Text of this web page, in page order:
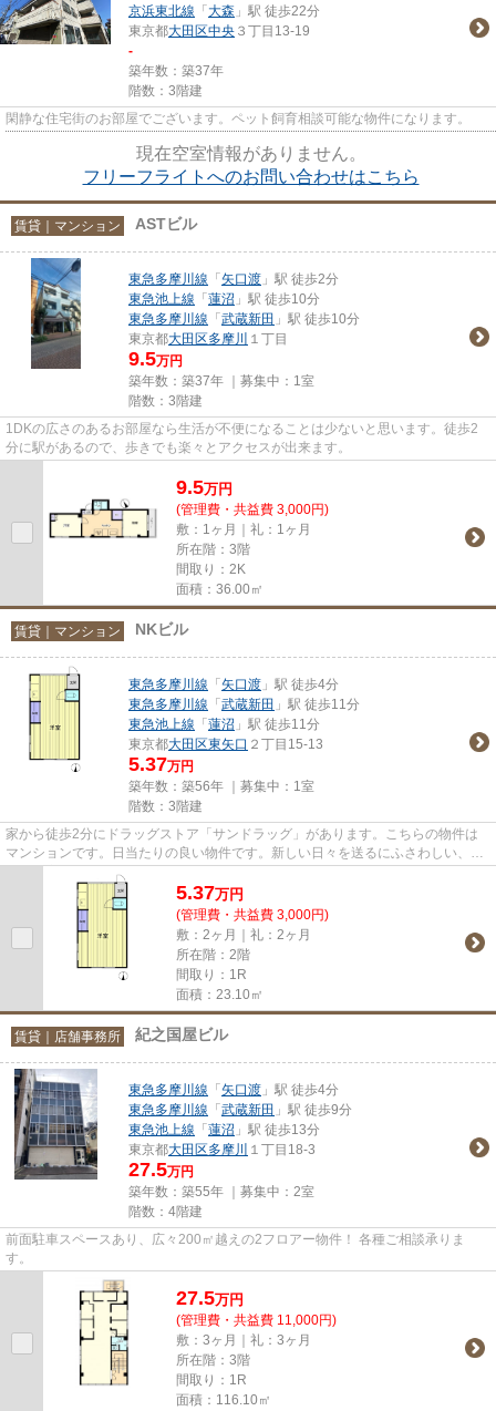
京浜東北線 「 大森 」駅 徒歩22分
東京都大田区中央 ３丁目13-19
-
築年数：築37年
階数：3階建
閑静な住宅街のお部屋でございます。ペット飼育相談可能な物件になります。
現在空室情報がありません。
フリーフライトへのお問い合わせはこちら
賃貸｜マンション ASTビル
東急多摩川線 「 矢口渡 」駅 徒歩2分
東急池上線 「 蓮沼 」駅 徒歩10分
東急多摩川線 「 武蔵新田 」駅 徒歩10分
東京都大田区多摩川 １丁目
9.5万円
築年数：築37年 ｜募集中： 1室
階数：3階建
1DKの広さのあるお部屋なら生活が不便になることは少ないと思います。徒歩2
分に駅があるので、歩きでも楽々とアクセスが出来ます。
9.5万円
(管理費・共益費 3,000円)
敷：1ヶ月｜礼：1ヶ月
所在階：3階
間取り：2K
面積：36.00㎡
賃貸｜マンション NKビル
東急多摩川線 「 矢口渡 」駅 徒歩4分
東急多摩川線 「 武蔵新田 」駅 徒歩11分
東急池上線 「 蓮沼 」駅 徒歩11分
東京都大田区東矢口 ２丁目15-13
5.37万円
築年数：築56年 ｜募集中： 1室
階数：3階建
家から徒歩2分にドラッグストア「サンドラッグ」があります。こちらの物件は
マンションです。日当たりの良い物件です。新しい日々を送るにふさわしい、き
れいな室内です。大田区エリア...
5.37万円
(管理費・共益費 3,000円)
敷：2ヶ月｜礼：2ヶ月
所在階：2階
間取り：1R
面積：23.10㎡
賃貸｜店舗事務所 紀之国屋ビル
東急多摩川線 「 矢口渡 」駅 徒歩4分
東急多摩川線 「 武蔵新田 」駅 徒歩9分
東急池上線 「 蓮沼 」駅 徒歩13分
東京都大田区多摩川 １丁目18-3
27.5万円
築年数：築55年 ｜募集中： 2室
階数：4階建
前面駐車スペースあり、広々200㎡越えの2フロアー物件！ 各種ご相談承りま
す。
27.5万円
(管理費・共益費 11,000円)
敷：3ヶ月｜礼：3ヶ月
所在階：3階
間取り：1R
面積：116.10㎡